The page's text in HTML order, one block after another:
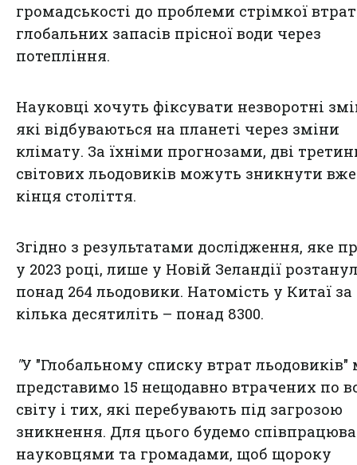
громадськості до проблеми стрімкої
глобальних запасів прісної води через
потепління.
Науковці хочуть фіксувати незворотні
які відбуваються на планеті через зміни
клімату. За їхніми прогнозами, дві
світових льодовиків можуть зникнути
кінця століття.
Згідно з результатами дослідження, яке
у 2023 році, лише у Новій Зеландії
понад 264 льодовики. Натомість у Китаї за
кілька десятиліть – понад 8300.
"У "Глобальному списку втрат льодовиків"
представимо 15 нещодавно втрачених по
світу і тих, які перебувають під загрозою
зникнення. Для цього будемо
науковцями та громадами, щоб щороку